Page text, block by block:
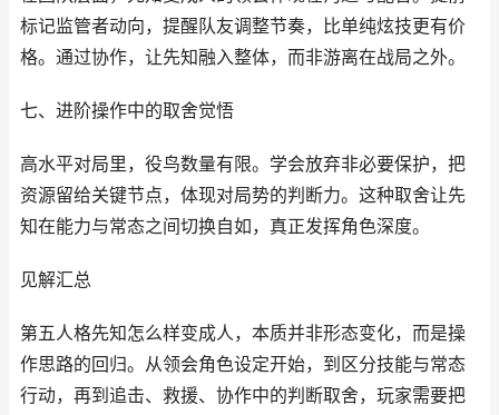
标记监管者动向，提醒队友调整节奏，比单纯炫技更有价
格。通过协作，让先知融入整体，而非游离在战局之外。
七、进阶操作中的取舍觉悟
高水平对局里，役鸟数量有限。学会放弃非必要保护，把
资源留给关键节点，体现对局势的判断力。这种取舍让先
知在能力与常态之间切换自如，真正发挥角色深度。
见解汇总
第五人格先知怎么样变成人，本质并非形态变化，而是操
作思路的回归。从领会角色设定开始，到区分技能与常态
行动，再到追击、救援、协作中的判断取舍，玩家需要把